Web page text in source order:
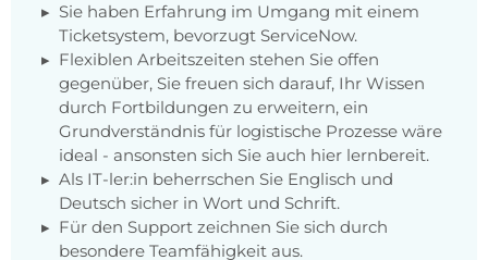
Sie haben Erfahrung im Umgang mit einem
Ticketsystem, bevorzugt ServiceNow.
Flexiblen Arbeitszeiten stehen Sie offen
gegenüber, Sie freuen sich darauf, Ihr Wissen
durch Fortbildungen zu erweitern, ein
Grundverständnis für logistische Prozesse wäre
ideal - ansonsten sich Sie auch hier lernbereit.
Als IT-ler:in beherrschen Sie Englisch und
Deutsch sicher in Wort und Schrift.
Für den Support zeichnen Sie sich durch
besondere Teamfähigkeit aus.